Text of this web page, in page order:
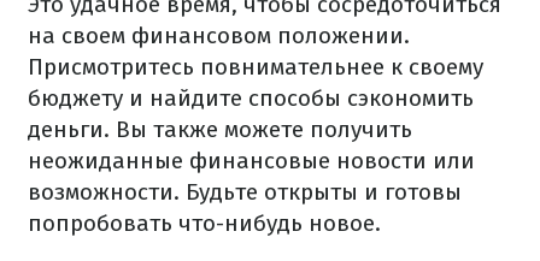
на своем финансовом положении.
Присмотритесь повнимательнее к своему
бюджету и найдите способы сэкономить
деньги. Вы также можете получить
неожиданные финансовые новости или
возможности. Будьте открыты и готовы
попробовать что-нибудь новое.